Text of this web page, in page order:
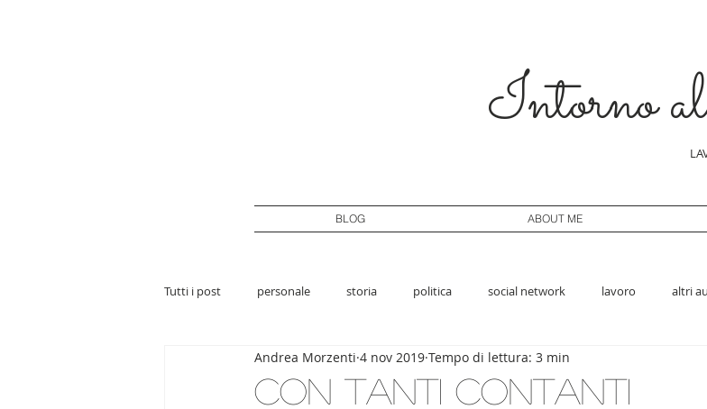
Intorno
BLOG ABOUT ME
Tutti i post personale storia politica social network lavoro altri
Con tanti contanti
Andrea Morzenti 4 nov 2019 Tempo di lettura: 3 min